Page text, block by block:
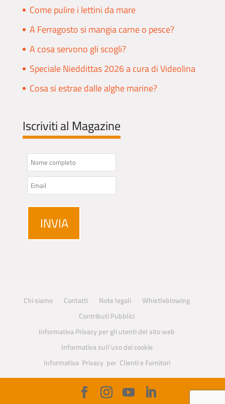
Come pulire i lettini da mare
A Ferragosto si mangia carne o pesce?
A cosa servono gli scogli?
Speciale Nieddittas 2026 a cura di Videolina
Cosa si estrae dalle alghe marine?
Iscriviti al Magazine
Chi siamo Contatti Note legali
Whistleblowing
Contributi Pubblici
Informativa Privacy per gli utenti del sito web
Informativa sull’uso dei cookie
Informativa Privacy per Clienti e Fornitori